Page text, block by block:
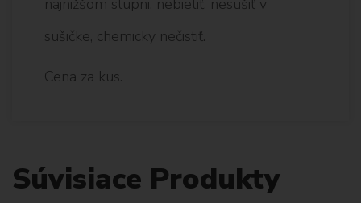
sušičke, chemicky nečistiť.
Cena za kus.
Súvisiace Produkty